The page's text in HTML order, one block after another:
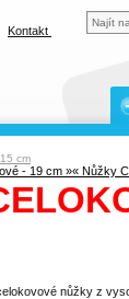
cm
« Nůžky
- 19 cm »
nůžky z
Kontakt